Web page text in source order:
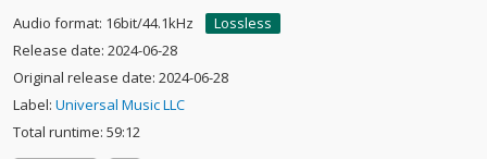
Audio format: 16bit/44.1kHz
Lossless
Release date: 2024-06-28
Original release date: 2024-06-28
Label: Universal Music LLC
Total runtime: 59:12